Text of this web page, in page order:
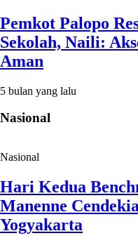
Pemkot Palopo
Sekolah, Naili:
Aman
5 bulan yang lalu
Nasional
Nasional
Hari Kedua
Manenne
Yogyakarta